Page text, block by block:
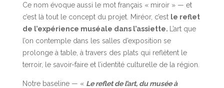
Ce nom évoque aussi le mot français « miroir » — et
c’est là tout le concept du projet. Miréor, c’est le reflet
de l’expérience muséale dans l’assiette.
L’art que
l’on contemple dans les salles d’exposition se
prolonge à table, à travers des plats qui reflètent le
terroir, le savoir-faire et l’identité culturelle de la région.
Notre baseline — « Le reflet de l’art, du musée à